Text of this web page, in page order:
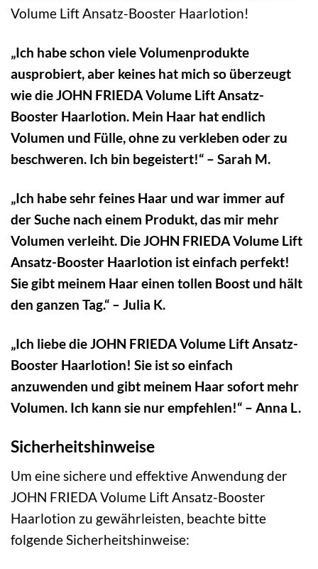
Volume Lift Ansatz-Booster Haarlotion!
„Ich habe schon viele Volumenprodukte
ausprobiert, aber keines hat mich so überzeugt
wie die JOHN FRIEDA Volume Lift Ansatz-
Booster Haarlotion. Mein Haar hat endlich
Volumen und Fülle, ohne zu verkleben oder zu
beschweren. Ich bin begeistert!“ – Sarah M.
„Ich habe sehr feines Haar und war immer auf
der Suche nach einem Produkt, das mir mehr
Volumen verleiht. Die JOHN FRIEDA Volume Lift
Ansatz-Booster Haarlotion ist einfach perfekt!
Sie gibt meinem Haar einen tollen Boost und hält
den ganzen Tag.“ – Julia K.
„Ich liebe die JOHN FRIEDA Volume Lift Ansatz-
Booster Haarlotion! Sie ist so einfach
anzuwenden und gibt meinem Haar sofort mehr
Volumen. Ich kann sie nur empfehlen!“ – Anna L.
Sicherheitshinweise
Um eine sichere und effektive Anwendung der
JOHN FRIEDA Volume Lift Ansatz-Booster
Haarlotion zu gewährleisten, beachte bitte
folgende Sicherheitshinweise: